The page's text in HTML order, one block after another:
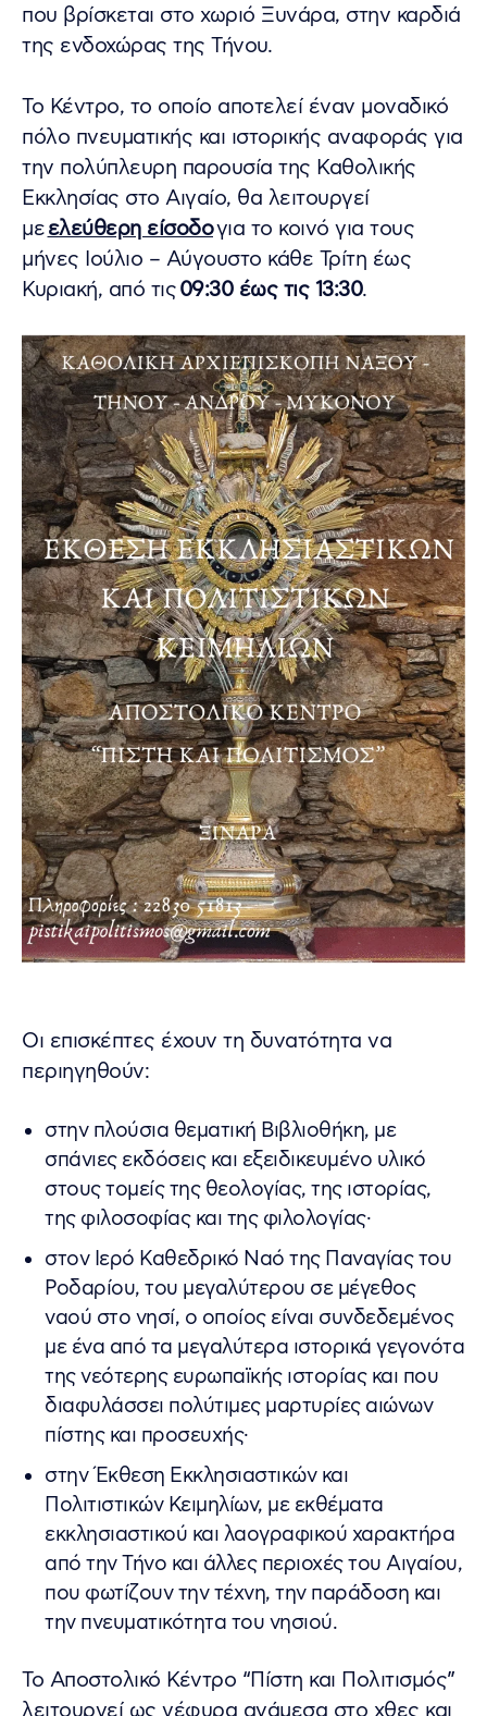
που βρίσκεται στο χωριό Ξυνάρα, στην καρδιά
της ενδοχώρας της Τήνου.
Το Κέντρο, το οποίο αποτελεί έναν μοναδικό
πόλο πνευματικής και ιστορικής αναφοράς για
την πολύπλευρη παρουσία της Καθολικής
Εκκλησίας στο Αιγαίο, θα λειτουργεί
μεελεύθερη είσοδογια το κοινό για τους
μήνες Ιούλιο – Αύγουστο κάθε Τρίτη έως
Κυριακή, από τις09:30 έως τις 13:30.
Οι επισκέπτες έχουν τη δυνατότητα να
περιηγηθούν:
στην πλούσια θεματική Βιβλιοθήκη, με
σπάνιες εκδόσεις και εξειδικευμένο υλικό
στους τομείς της θεολογίας, της ιστορίας,
της φιλοσοφίας και της φιλολογίας·
στον Ιερό Καθεδρικό Ναό της Παναγίας του
Ροδαρίου, του μεγαλύτερου σε μέγεθος
ναού στο νησί, ο οποίος είναι συνδεδεμένος
με ένα από τα μεγαλύτερα ιστορικά γεγονότα
της νεότερης ευρωπαϊκής ιστορίας και που
διαφυλάσσει πολύτιμες μαρτυρίες αιώνων
πίστης και προσευχής·
στην Έκθεση Εκκλησιαστικών και
Πολιτιστικών Κειμηλίων, με εκθέματα
εκκλησιαστικού και λαογραφικού χαρακτήρα
από την Τήνο και άλλες περιοχές του Αιγαίου,
που φωτίζουν την τέχνη, την παράδοση και
την πνευματικότητα του νησιού.
Το Αποστολικό Κέντρο “Πίστη και Πολιτισμός”